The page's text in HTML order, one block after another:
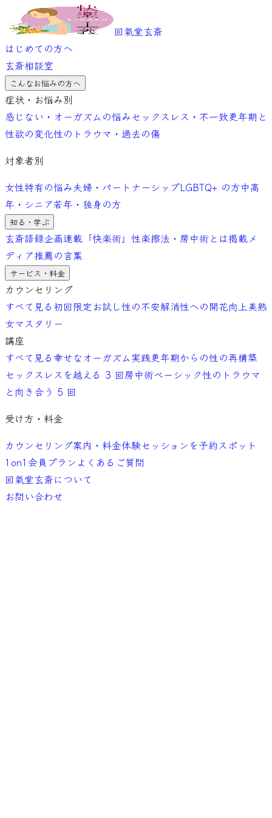
回氣堂玄斎
はじめての方へ
玄斎相談室
こんなお悩みの方へ
症状・お悩み別
感じない・オーガズムの悩みセックスレス・不一致更年期と
性欲の変化性のトラウマ・過去の傷
対象者別
女性特有の悩み夫婦・パートナーシップLGBTQ+ の方中高
年・シニア若年・独身の方
知る・学ぶ
玄斎語録企画連載「快楽術」 性楽擦法・房中術とは掲載メ
ディア推薦の言葉
サービス・料金
カウンセリング
すべて見る 初回限定お試し性の不安解消性への開花向上美熟
女マスタリー
講座
すべて見る 幸せなオーガズム実践更年期からの性の再構築
セックスレスを越える 3 回房中術ベーシック性のトラウマ
と向き合う 5 回
受け方・料金
カウンセリング案内・料金体験セッションを予約スポット
1on1 会員プラン よくあるご質問
回氣堂玄斎について
お問い合わせ